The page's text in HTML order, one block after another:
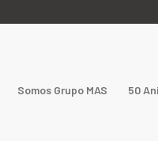
Somos Grupo MAS 50